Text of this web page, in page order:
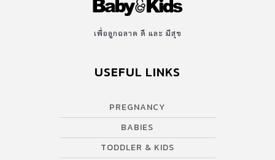
เพื่อลูกฉลาด ดี และ มีสุข
USEFUL LINKS
PREGNANCY
BABIES
TODDLER & KIDS